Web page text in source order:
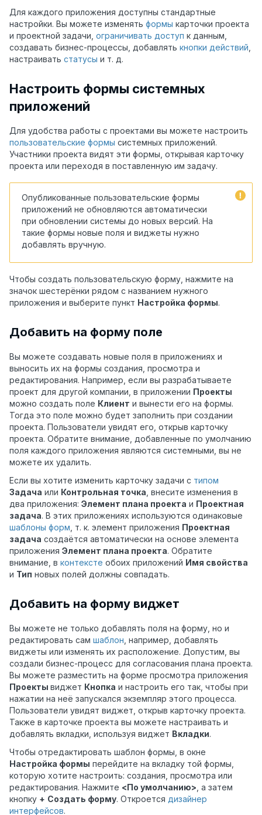
Для каждого приложения доступны стандартные
настройки. Вы можете изменять формы карточки проекта
и проектной задачи, ограничивать доступ к данным,
создавать бизнес-процессы, добавлять кнопки действий
настраивать статусы и т. д.
Настроить формы системных
приложений
Для удобства работы с проектами вы можете настроить
пользовательские формы системных приложений.
Участники проекта видят эти формы, открывая карточку
проекта или переходя в поставленную им задачу.
Опубликованные пользовательские формы
приложений не обновляются автоматически
при обновлении системы до новых версий. На
такие формы новые поля и виджеты нужно
добавлять вручную.
Чтобы создать пользовательскую форму, нажмите на
значок шестерёнки рядом с названием нужного
приложения и выберите пункт Настройка формы.
Добавить на форму поле
Вы можете создавать новые поля в приложениях и
выносить их на формы создания, просмотра и
редактирования. Например, если вы разрабатываете
проект для другой компании, в приложении Проекты
можно создать поле Клиент и вынести его на формы.
Тогда это поле можно будет заполнить при создании
проекта. Пользователи увидят его, открыв карточку
проекта. Обратите внимание, добавленные по умолчанию
поля каждого приложения являются системными, вы не
можете их удалить.
Если вы хотите изменить карточку задачи с типом
Задача или Контрольная точка , внесите изменения в
два приложения: Элемент плана проекта и Проектная
задача. В этих приложениях используются одинаковые
шаблоны форм , т. к. элемент приложения Проектная
задача создаётся автоматически на основе элемента
приложения Элемент плана проекта. Обратите
внимание, в контексте обоих приложений Имя свойства
и Тип новых полей должны совпадать.
Добавить на форму виджет
Вы можете не только добавлять поля на форму, но и
редактировать сам шаблон , например, добавлять
виджеты или изменять их расположение. Допустим, вы
создали бизнес-процесс для согласования плана проекта.
Вы можете разместить на форме просмотра приложения
Проекты виджет Кнопка и настроить его так, чтобы при
нажатии на неё запускался экземпляр этого процесса.
Пользователи увидят виджет, открыв карточку проекта.
Также в карточке проекта вы можете настраивать и
добавлять вкладки, используя виджет Вкладки.
Чтобы отредактировать шаблон формы, в окне
Настройка формы перейдите на вкладку той формы,
которую хотите настроить: создания, просмотра или
редактирования. Нажмите <По умолчанию> , а затем
кнопку + Создать форму. Откроется дизайнер
интерфейсов.